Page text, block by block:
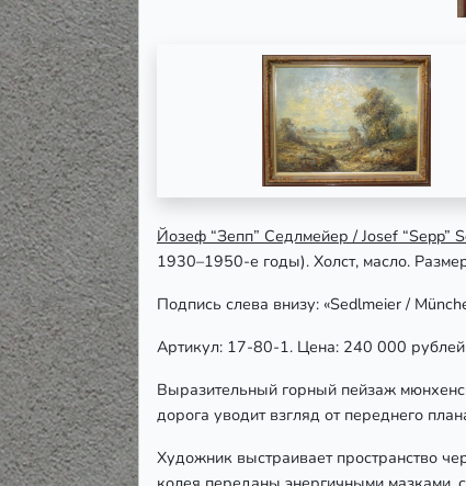
Йозеф “Зепп” Седлмейер / Josef “Sepp”
1930–1950-е годы). Холст, масло.
Подпись слева внизу: «Sedlmeier /
Артикул: 17-80-1. Цена: 240 000 рублей
Выразительный горный пейзаж
дорога уводит взгляд от переднего
Художник выстраивает пространство